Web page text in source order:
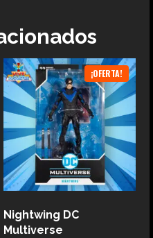
¡OFERTA!
Nightwing DC
Multiverse